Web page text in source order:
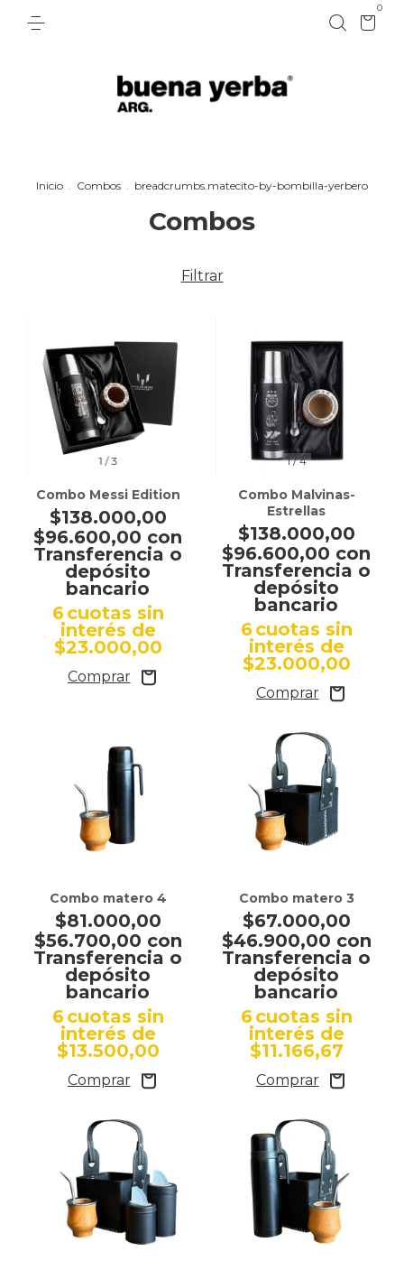
0
Inicio . Combos . breadcrumbs.matecito-by-bombilla-yerbero
Combos
Filtrar
1 /3
Combo Messi Edition
$138.000,00
$96.600,00 con
Transferencia o
depósito
bancario
6cuotas sin
interés de
$23.000,00
1/4
Combo Malvinas-
Estrellas
$138.000,00
$96.600,00 con
Transferencia o
depósito
bancario
6cuotas sin
interés de
$23.000,00
Combo matero 4
$81.000,00
$56.700,00 con
Transferencia o
depósito
bancario
6cuotas sin
interés de
$13.500,00
Combo matero 3
$67.000,00
$46.900,00 con
Transferencia o
depósito
bancario
6cuotas sin
interés de
$11.166,67